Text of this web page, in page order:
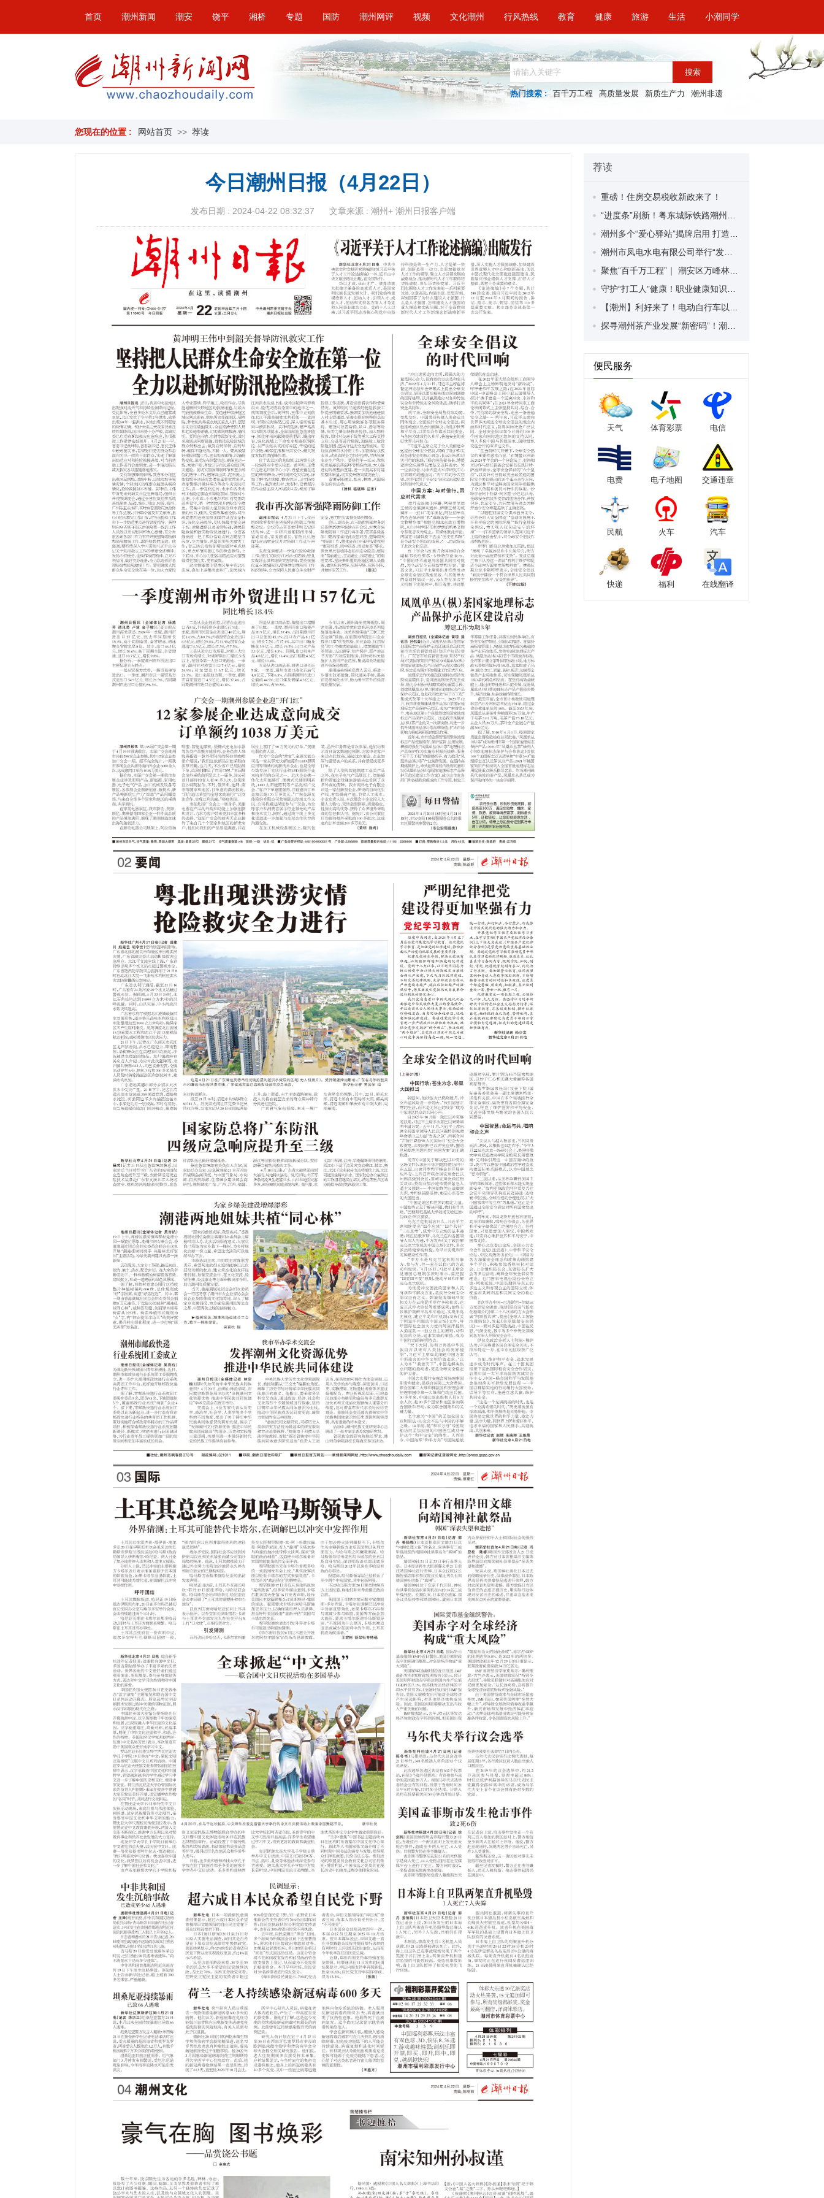
首页 潮州新闻 潮安 饶平 湘桥 专题 国防 潮州网评 视频 文化潮州 行风热线 教育 健康 旅游 生活 小潮同学
搜索
热门搜索 : 百千万工程 高质量发展 新质生产力 潮州非遗
您现在的位置 : 网站首页 >> 荐读
今日潮州日报（4月22日）
发布日期 : 2024-04-22 08:32:37 文章来源 : 潮州+ 潮州日报客户端
荐读
重磅！住房交易税收新政来了！
便民服务
天气 体育彩票 电信
电费 电子地图 交通违章
民航 火车 汽车
快递 福利 在线翻译